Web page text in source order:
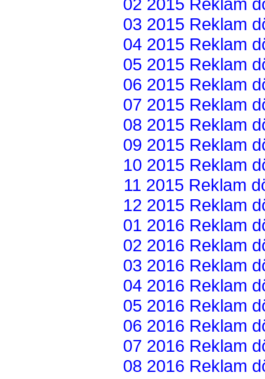
03 2015 Reklam
04 2015 Reklam
05 2015 Reklam
06 2015 Reklam
07 2015 Reklam
08 2015 Reklam
09 2015 Reklam
10 2015 Reklam
11 2015 Reklam
12 2015 Reklam
01 2016 Reklam
02 2016 Reklam
03 2016 Reklam
04 2016 Reklam
05 2016 Reklam
06 2016 Reklam
07 2016 Reklam
08 2016 Reklam